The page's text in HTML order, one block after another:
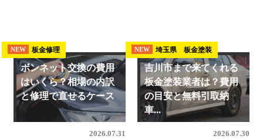
NEW 板金修理
ボンネット交換の費用
はいくら？相場の内訳
と修理で直せるケース
2026.07.31
NEW 埼玉県 板金塗装
吉川市まで来てくれる
板金塗装業者は？費用
の目安と無料引取納
車...
2026.07.30